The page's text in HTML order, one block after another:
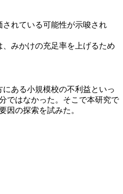
れている可能性が示唆され
みかけの充足率を上げるため
ある小規模校の不利益といっ
ではなかった。そこで本研究で
因の探索を試みた。